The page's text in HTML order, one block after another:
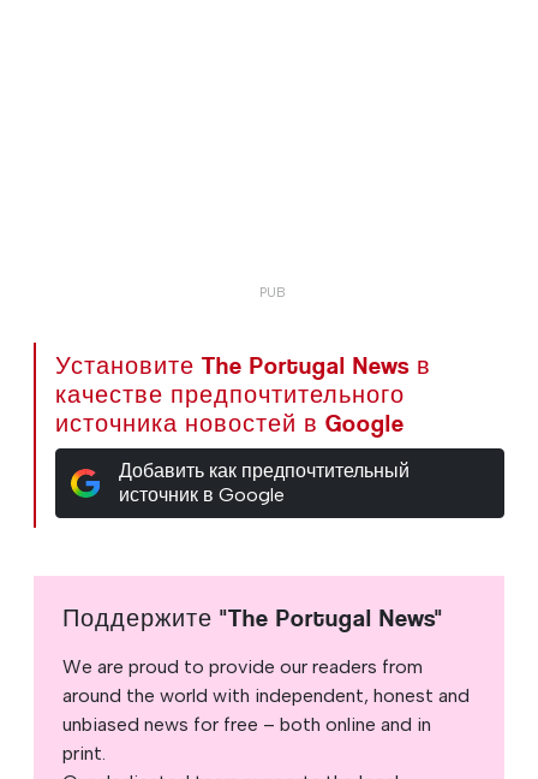
Установите The Portugal News в
качестве предпочтительного
источника новостей в Google
Добавить как предпочтительный
источник в Google
Поддержите "The Portugal News"
We are proud to provide our readers from
around the world with independent, honest and
unbiased news for free – both online and in
print.